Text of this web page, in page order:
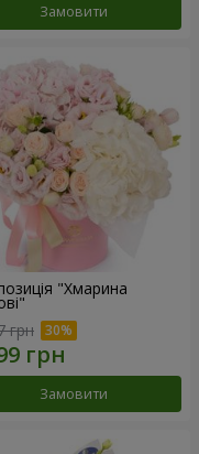
Замовити
"Хмарина
грн
Замовити